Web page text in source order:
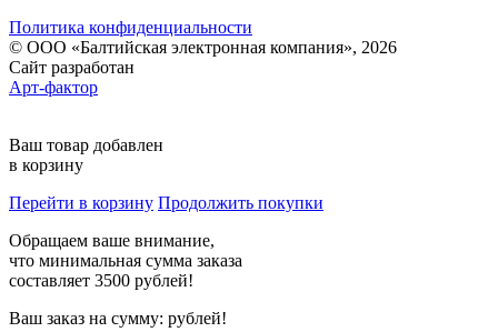
Политика конфиденциальности
© ООО «Балтийская электронная компания», 2026
Сайт разработан
Арт-фактор
Ваш товар добавлен
в корзину
Перейти в корзину Продолжить покупки
Обращаем ваше внимание,
что минимальная сумма заказа
составляет 3500 рублей!
Ваш заказ на сумму: рублей!